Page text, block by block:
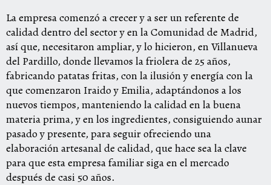
La empresa comenzó a crecer y a ser un referente de
calidad dentro del sector y en la Comunidad de Madrid,
así que, necesitaron ampliar, y lo hicieron, en Villanueva
del Pardillo, donde llevamos la friolera de 25 años,
fabricando patatas fritas, con la ilusión y energía con la
que comenzaron Iraido y Emilia, adaptándonos a los
nuevos tiempos, manteniendo la calidad en la buena
materia prima, y en los ingredientes, consiguiendo aunar
pasado y presente, para seguir ofreciendo una
elaboración artesanal de calidad, que hace sea la clave
para que esta empresa familiar siga en el mercado
después de casi 50 años.